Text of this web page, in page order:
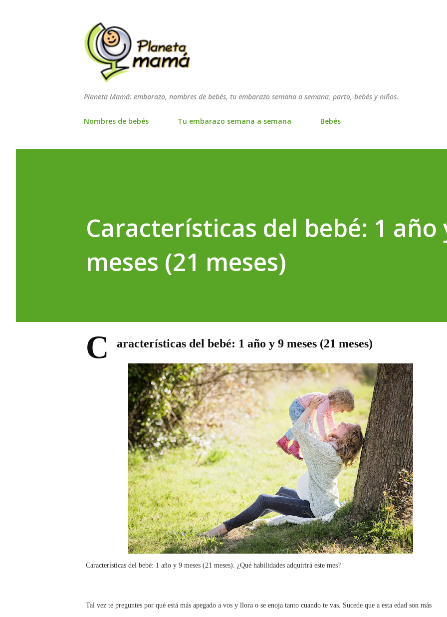
Planeta Mamá: embarazo, nombres de bebés, tu embarazo semana a semana, parto, bebés y niños.
Nombres de bebés Tu embarazo semana a semana Bebés
Características del bebé: 1 año
meses (21 meses)
C aracterísticas del bebé: 1 año y 9 meses (21 meses)
Características del bebé: 1 año y 9 meses (21 meses). ¿Qué habilidades adquirirá este mes?
Tal vez te preguntes por qué está más apegado a vos y llora o se enoja tanto cuando te vas. Sucede que a esta edad son más